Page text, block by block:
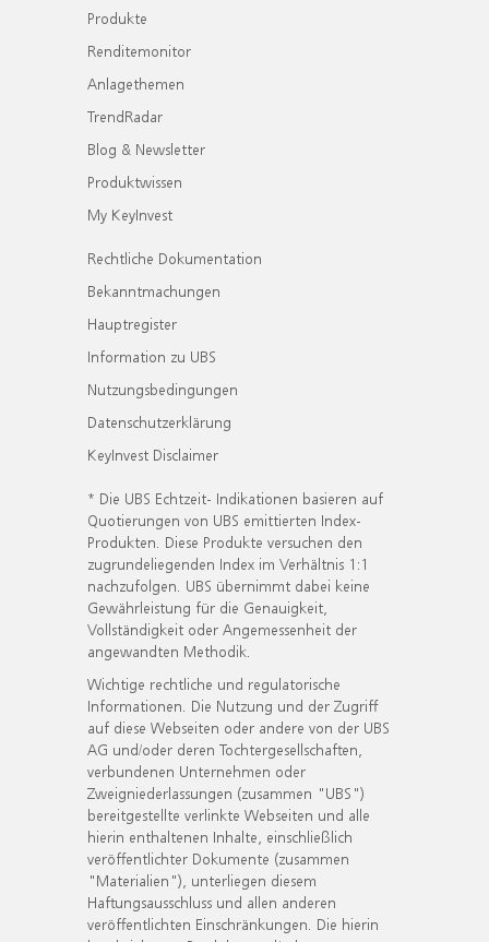
Produkte
Renditemonitor
Anlagethemen
TrendRadar
Blog & Newsletter
Produktwissen
My KeyInvest
Rechtliche Dokumentation
Bekanntmachungen
Hauptregister
Information zu UBS
Nutzungsbedingungen
Datenschutzerklärung
KeyInvest Disclaimer
* Die UBS Echtzeit- Indikationen basieren auf
Quotierungen von UBS emittierten Index-
Produkten. Diese Produkte versuchen den
zugrundeliegenden Index im Verhältnis 1:1
nachzufolgen. UBS übernimmt dabei keine
Gewährleistung für die Genauigkeit,
Vollständigkeit oder Angemessenheit der
angewandten Methodik.
Wichtige rechtliche und regulatorische
Informationen. Die Nutzung und der Zugriff
auf diese Webseiten oder andere von der UBS
AG und/oder deren Tochtergesellschaften,
verbundenen Unternehmen oder
Zweigniederlassungen (zusammen "UBS")
bereitgestellte verlinkte Webseiten und alle
hierin enthaltenen Inhalte, einschließlich
veröffentlichter Dokumente (zusammen
"Materialien"), unterliegen diesem
Haftungsausschluss und allen anderen
veröffentlichten Einschränkungen. Die hierin